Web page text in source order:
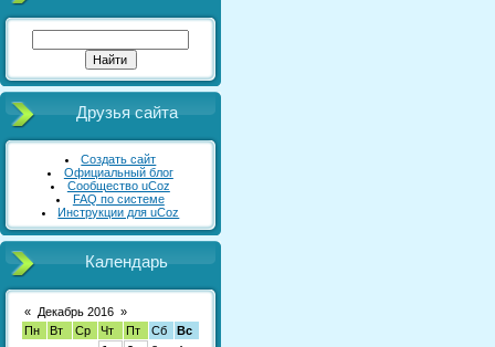
Друзья сайта
Создать сайт
Официальный блог
Сообщество uCoz
FAQ по системе
Инструкции для uCoz
Календарь
« Декабрь 2016 »
Пн
Вт Ср Чт Пт Сб
Вс